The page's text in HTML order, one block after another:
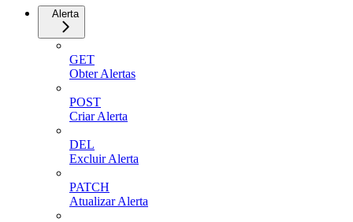
Alerta
GET
Obter Alertas
POST
Criar Alerta
DEL
Excluir Alerta
PATCH
Atualizar Alerta